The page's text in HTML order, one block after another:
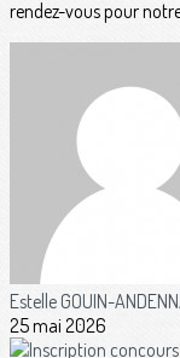
rendez-vous pour notre
Estelle GOUIN-
25 mai 2026